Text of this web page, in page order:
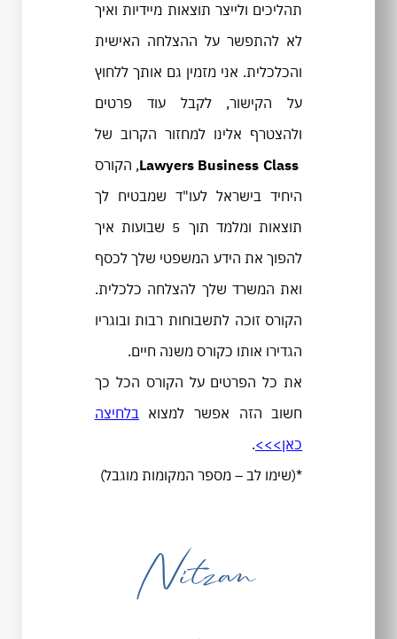
תהליכים ולייצר תוצאות מיידיות ואיך
לא להתפשר על ההצלחה האישית
והכלכלית. אני מזמין גם אותך ללחוץ
על הקישור, לקבל עוד פרטים
ולהצטרף אלינו למחזור הקרוב של
Lawyers Business Class, הקורס
היחיד בישראל לעו"ד שמבטיח לך
תוצאות ומלמד תוך 5 שבועות איך
להפוך את הידע המשפטי שלך לכסף
ואת המשרד שלך להצלחה כלכלית.
הקורס זוכה לתשבוחות רבות ובוגריו
הגדירו אותו כקורס משנה חיים.
את כל הפרטים על הקורס הכל כך
חשוב הזה אפשר למצואבלחיצה
כאן>>>.
*(שימו לב – מספר המקומות מוגבל)
Nitzan